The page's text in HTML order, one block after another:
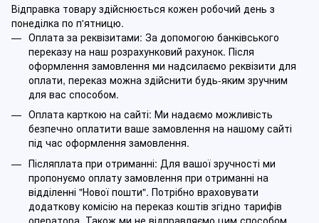
Відправка товару здійснюється кожен робочий день з
понеділка по п'ятницю.
Оплата за реквізитами: За допомогою банківського
переказу на наш розрахунковий рахунок. Після
оформлення замовлення ми надсилаємо реквізити для
оплати, переказ можна здійснити будь-яким зручним
для вас способом.
Оплата карткою на сайті: Ми надаємо можливість
безпечно оплатити ваше замовлення на нашому сайті
під час оформлення замовлення.
Післяплата при отриманні: Для вашої зручності ми
пропонуємо оплату замовлення при отриманні на
відділенні "Нової пошти". Потрібно враховувати
додаткову комісію на переказ коштів згідно тарифів
оператора. Також ми не відправляємо цим способом